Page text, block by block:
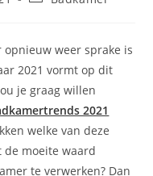
weer sprake is
2021 vormt op dit
je graag willen
2021
welke van deze
moeite waard
te verwerken? Dan